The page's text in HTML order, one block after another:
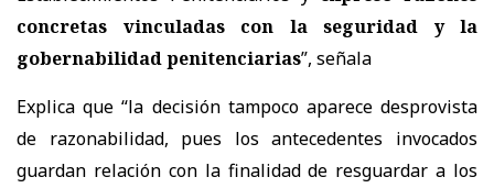
concretas vinculadas con la seguridad y la
gobernabilidad penitenciarias”, señala
Explica que “la decisión tampoco aparece desprovista
de razonabilidad, pues los antecedentes invocados
guardan relación con la finalidad de resguardar a los